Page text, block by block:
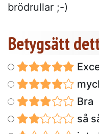
brödrullar ;-)
Betygsätt
Bra
så